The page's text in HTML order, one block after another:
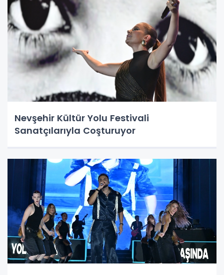
Nevşehir Kültür Yolu Festivali
Sanatçılarıyla Coşturuyor